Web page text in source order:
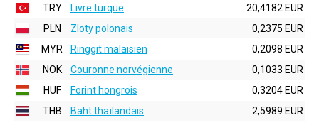
TRY
Livre turque
20,4182 EUR
PLN
Zloty polonais
0,2375 EUR
MYR
Ringgit malaisien
0,2098 EUR
NOK
Couronne norvégienne
0,1033 EUR
HUF
Forint hongrois
0,3204 EUR
THB
Baht thaïlandais
2,5989 EUR